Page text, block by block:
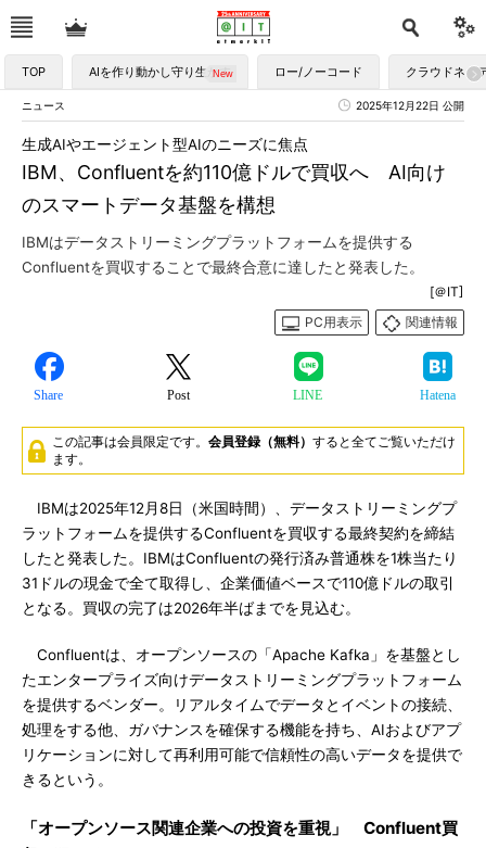
TOP AIを作り動かし守り生かす ロー/ノーコード クラウドネイ
ニュース 2025年12月22日 公開
IBM、Confluentを約110億ドルで買収へ AI向け
のスマートデータ基盤を構想
生成AIやエージェント型AIのニーズに焦点
IBMはデータストリーミングプラットフォームを提供する
Confluentを買収することで最終合意に達したと発表した。
[＠IT]
PC用表示
関連情報
Share Post LINE Hatena
この記事は会員限定です。 会員登録（無料） すると全てご覧いただけ
ます。
IBMは2025年12月8日（米国時間）、データストリーミングプ
ラットフォームを提供するConfluentを買収する最終契約を締結
したと発表した。IBMはConfluentの発行済み普通株を1株当たり
31ドルの現金で全て取得し、企業価値ベースで110億ドルの取引
となる。買収の完了は2026年半ばまでを見込む。
Confluentは、オープンソースの「Apache Kafka」を基盤とし
たエンタープライズ向けデータストリーミングプラットフォーム
を提供するベンダー。リアルタイムでデータとイベントの接続、
処理をする他、ガバナンスを確保する機能を持ち、AIおよびアプ
リケーションに対して再利用可能で信頼性の高いデータを提供で
きるという。
「オープンソース関連企業への投資を重視」 Confluent買